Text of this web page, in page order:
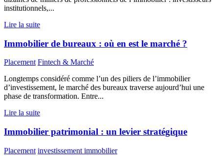
institutionnels,...
Lire la suite
Immobilier de bureaux : où en est le marché ?
Placement Fintech & Marché
Longtemps considéré comme l’un des piliers de l’immobilier
d’investissement, le marché des bureaux traverse aujourd’hui une
phase de transformation. Entre...
Lire la suite
Immobilier patrimonial : un levier stratégique
Placement investissement immobilier